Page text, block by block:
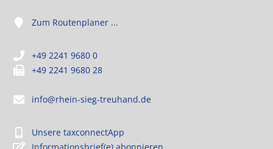
Zum Routenplaner ...
+49 2241 9680 0
+49 2241 9680 28
info@rhein-sieg-treuhand.de
Unsere taxconnectApp